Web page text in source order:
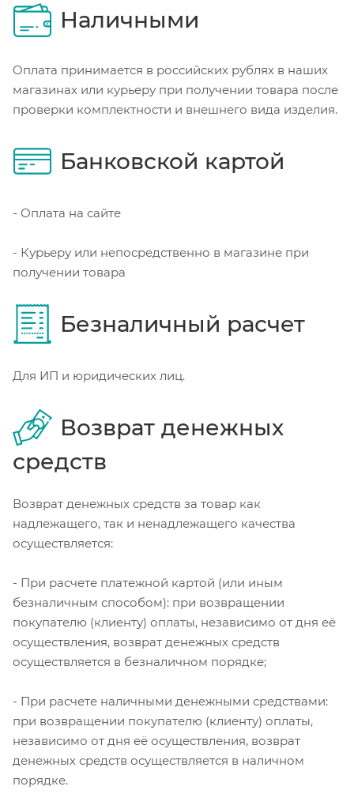
Наличными
Оплата принимается в российских рублях в наших
магазинах или курьеру при получении товара после
проверки комплектности и внешнего вида изделия.
Банковской картой
- Оплата на сайте
- Курьеру или непосредственно в магазине при
получении товара
Безналичный расчет
Для ИП и юридических лиц.
Возврат денежных
средств
Возврат денежных средств за товар как
надлежащего, так и ненадлежащего качества
осуществляется:
- При расчете платежной картой (или иным
безналичным способом): при возвращении
покупателю (клиенту) оплаты, независимо от дня её
осуществления, возврат денежных средств
осуществляется в безналичном порядке;
- При расчете наличными денежными средствами:
при возвращении покупателю (клиенту) оплаты,
независимо от дня её осуществления, возврат
денежных средств осуществляется в наличном
порядке.